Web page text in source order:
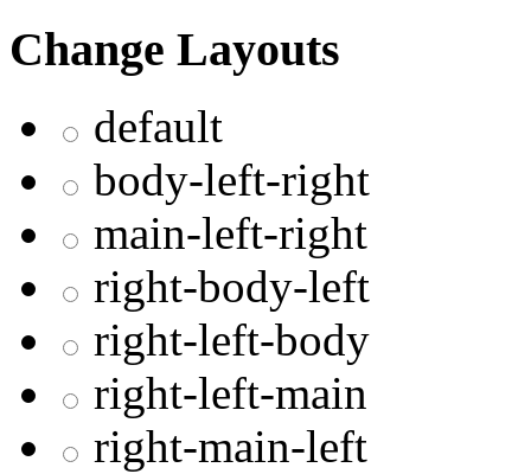
Change Layouts
default
body-left-right
main-left-right
right-body-left
right-left-body
right-left-main
right-main-left